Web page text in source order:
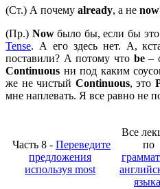
(Ст.) А почему already, а не now
(Пр.) Nowбыло бы, если бы
Tense. А его здесь нет. А,
поставили? А потому что be–
Continuous ни под каким
же не чистый Continuous, это
мне наплевать. Я все равно не
Часть 8 - Переведите
предложения
используя most
Все
по
языка